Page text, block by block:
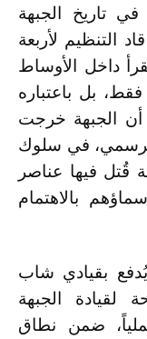
في تاريخ الجبهة
التنظيم لأربعة
داخل الأوساط
فقط، بل باعتباره
أن الجبهة خرجت
الرسمي، في سلوك
قُتل فيها عناصر
بالاهتمام
يُدفع بقيادي شاب
لقيادة الجبهة
ضمن نطاق